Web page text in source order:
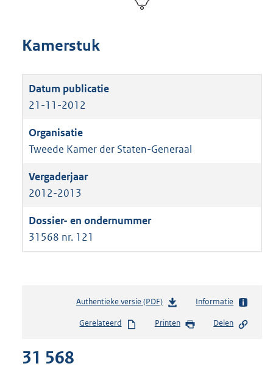
Kamerstuk
21-11-2012
Tweede Kamer der Staten-Generaal
2012-2013
31568 nr. 121
Authentieke versie (PDF)b
s
Informatie
Gerelateerd Printen Delen
31 568